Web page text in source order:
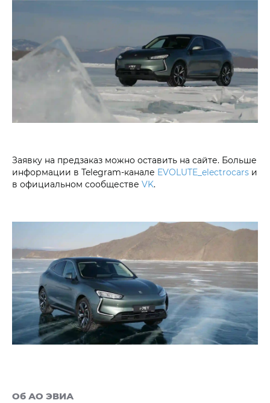
Заявку на предзаказ можно оставить на сайте. Больше
информации в Telegram-канале EVOLUTE_electrocars и
в официальном сообществе VK.
Об АО ЭВИА